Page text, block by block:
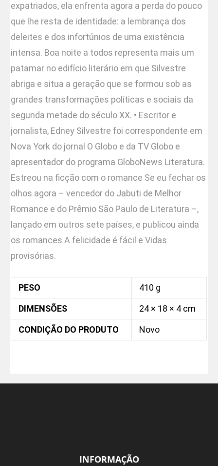
expatriados, ela enfrenta agora a perda do pouco
que lhe resta de identidade: a lembrança dos
deleites e dos infortúnios de uma existência
intensa. Boa noite a todos representa mais um
patamar no edifício literário em que Silvestre
abriga e situa a geração que se formou sob as
grandes transformações políticas e sociais da
segunda metade do século XX. • Escritor e
jornalista, Edney Silvestre foi correspondente em
Nova York do jornal O Globo e da TV Globo e
apresentador do programa GloboNews Literatura.
Estreou na ficção com o romance Se eu fechar os
olhos agora – vencedor do Jabuti de Melhor
Romance e do Prêmio São Paulo de Literatura –,
lançado em outros sete países, e publicou ainda
os romances A felicidade é fácil e Vidas
provisórias.
PESO 410 g
DIMENSÕES 24 × 18 × 4 cm
CONDIÇÃO DO PRODUTO Novo
INFORMAÇÃO